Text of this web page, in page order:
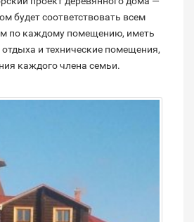
будет соответствовать всем
по каждому помещению, иметь
и технические помещения,
каждого члена семьи.